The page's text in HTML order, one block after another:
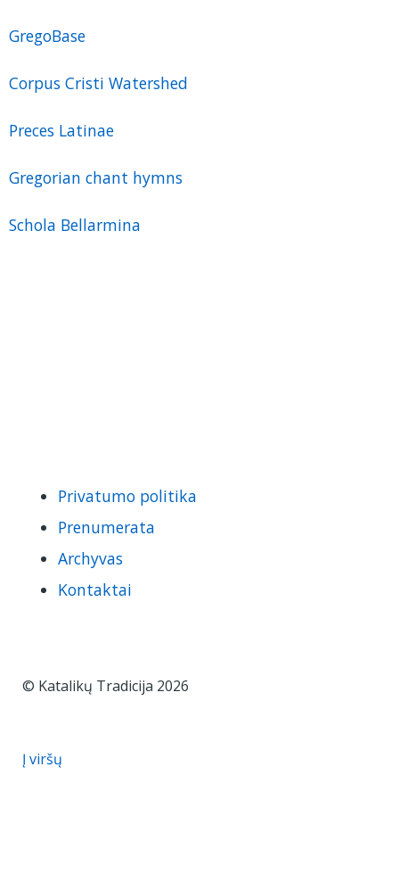
GregoBase
Corpus Cristi Watershed
Preces Latinae
Gregorian chant hymns
Schola Bellarmina
Privatumo politika
Prenumerata
Archyvas
Kontaktai
© Katalikų Tradicija 2026
Į viršų